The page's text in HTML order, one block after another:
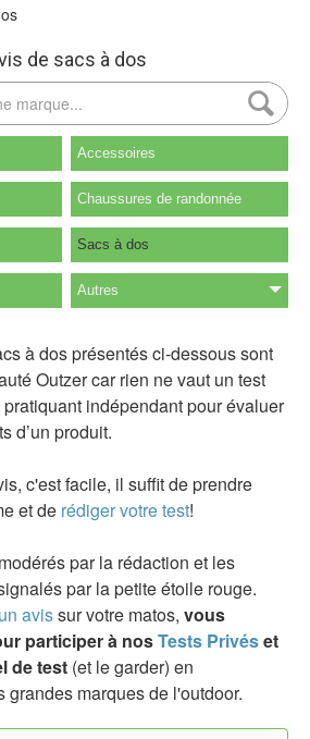
de sacs à dos
Accessoires
Chaussures de randonnée
Sacs à dos
Autres
à dos présentés ci-dessous sont
Outzer car rien ne vaut un test
indépendant pour évaluer
d’un produit.
c'est facile, il suffit de prendre
et de rédiger votre test!
par la rédaction et les
par la petite étoile rouge.
avissur votre matos, vous
participer à nosTests Privéset
de test (et le garder) en
grandes marques de l'outdoor.